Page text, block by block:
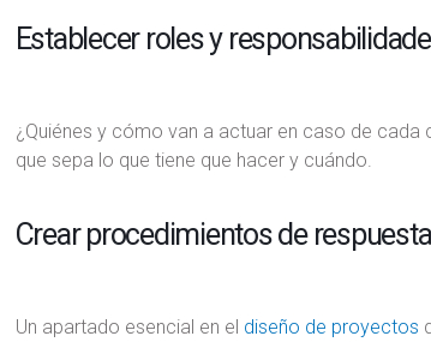
Establecer roles y
¿Quiénes y cómo van a actuar en caso de
que sepa lo que tiene que hacer y cuándo.
Crear procedimientos de respuesta
Un apartado esencial en el diseño de proyectos